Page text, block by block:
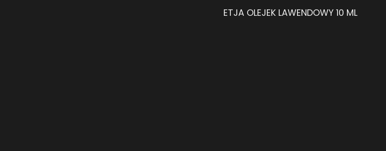
ETJA OLEJEK LAWENDOWY 10 ML